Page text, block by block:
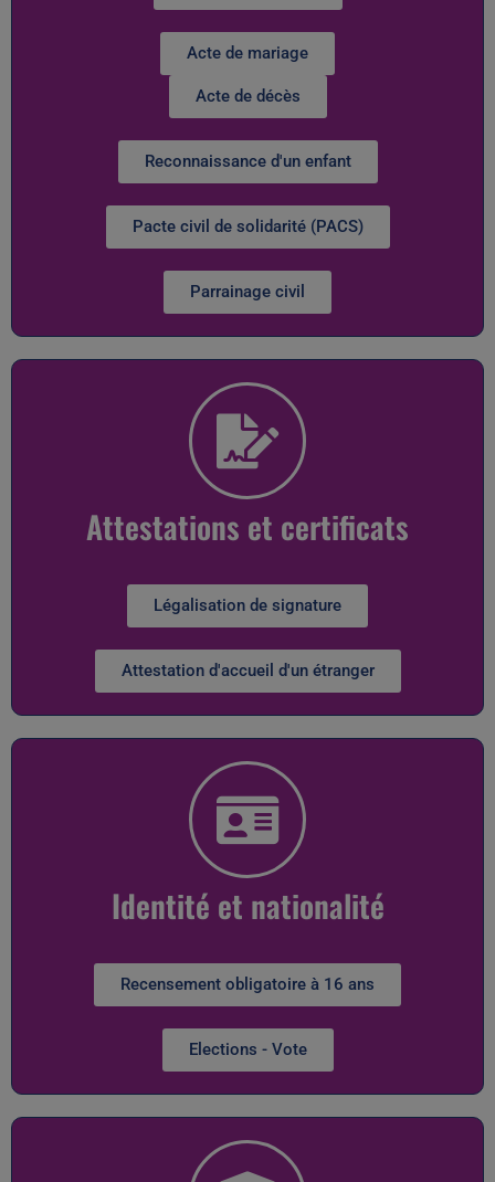
Acte de mariage
Acte de décès
Reconnaissance d'un enfant
Pacte civil de solidarité (PACS)
Parrainage civil
Attestations et certificats
Légalisation de signature
Attestation d'accueil d'un étranger
Identité et nationalité
Recensement obligatoire à 16 ans
Elections - Vote